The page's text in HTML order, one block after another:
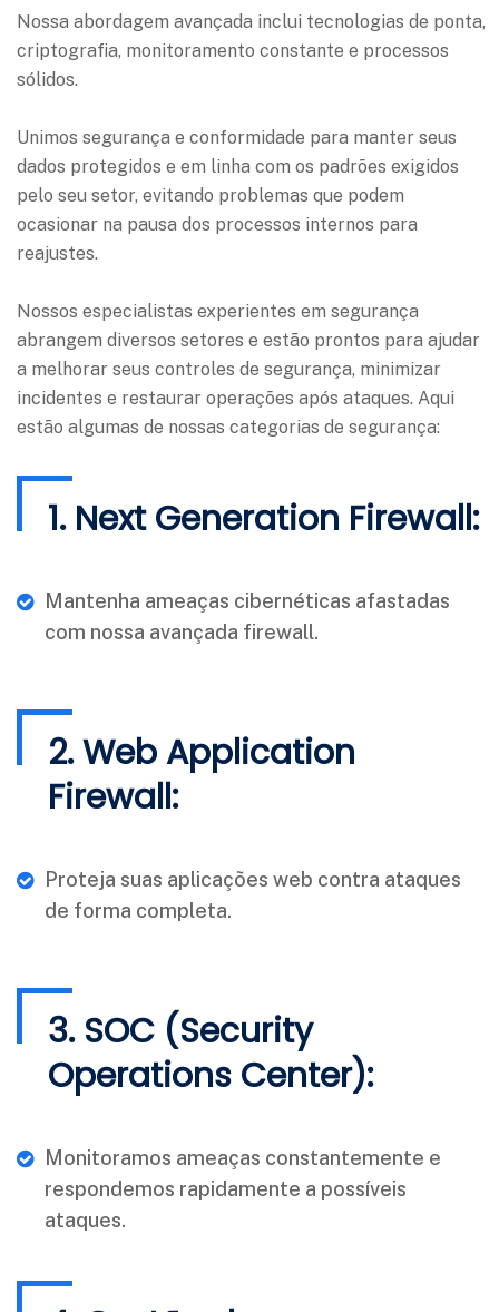
Nossa abordagem avançada inclui tecnologias de ponta,
criptografia, monitoramento constante e processos
sólidos.
Unimos segurança e conformidade para manter seus
dados protegidos e em linha com os padrões exigidos
pelo seu setor, evitando problemas que podem
ocasionar na pausa dos processos internos para
reajustes.
Nossos especialistas experientes em segurança
abrangem diversos setores e estão prontos para ajudar
a melhorar seus controles de segurança, minimizar
incidentes e restaurar operações após ataques. Aqui
estão algumas de nossas categorias de segurança:
1. Next Generation Firewall:
Mantenha ameaças cibernéticas afastadas
com nossa avançada firewall.
2. Web Application
Firewall:
Proteja suas aplicações web contra ataques
de forma completa.
3. SOC (Security
Operations Center):
Monitoramos ameaças constantemente e
respondemos rapidamente a possíveis
ataques.